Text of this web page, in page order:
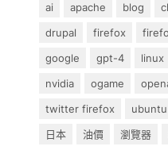
ai apache blog
drupal
firefox
google
gpt-4 linux
nvidia
ogame
twitter firefox
日本
油價 瀏覽器